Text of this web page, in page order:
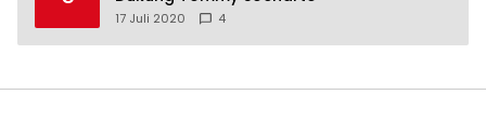
17 Juli 2020 4